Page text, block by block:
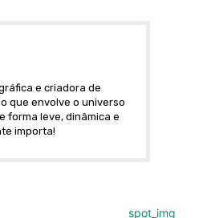
e criadora de
que envolve o universo
forma leve, dinâmica e
importa!